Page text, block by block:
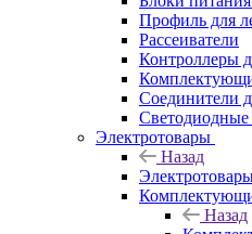
Профиль для
Рассеиватели
Контроллеры
Соединители
Светодиодные
Электротовары
Назад
Назад